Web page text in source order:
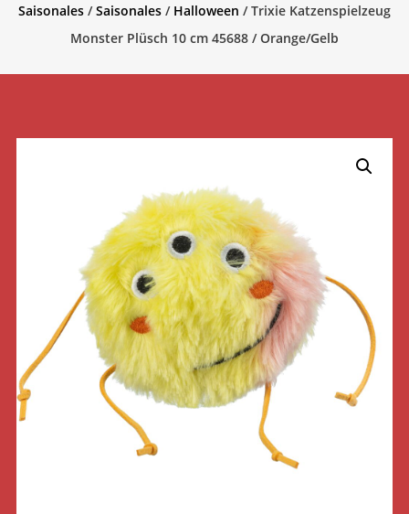
Saisonales/Saisonales/ Halloween / Trixie Katzenspielzeug
Monster Plüsch 10 cm 45688 / Orange/Gelb